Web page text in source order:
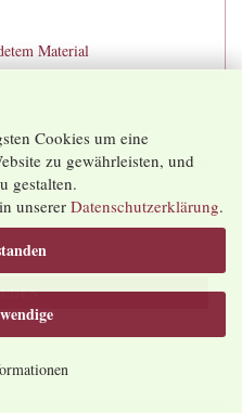
Cookies um eine
zu gewährleisten, und
gestalten.
unserer Datenschutzerklärung.
Material